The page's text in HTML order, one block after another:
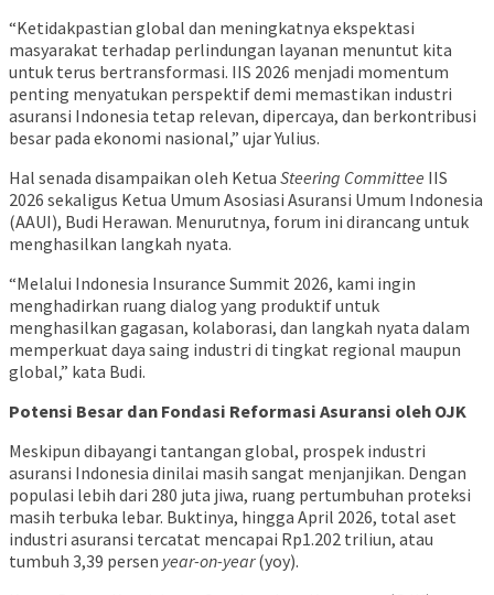
“Ketidakpastian global dan meningkatnya ekspektasi
masyarakat terhadap perlindungan layanan menuntut kita
untuk terus bertransformasi. IIS 2026 menjadi momentum
penting menyatukan perspektif demi memastikan industri
asuransi Indonesia tetap relevan, dipercaya, dan berkontribusi
besar pada ekonomi nasional,” ujar Yulius.
Hal senada disampaikan oleh Ketua Steering Committee IIS
2026 sekaligus Ketua Umum Asosiasi Asuransi Umum Indonesia
(AAUI), Budi Herawan. Menurutnya, forum ini dirancang untuk
menghasilkan langkah nyata.
“Melalui Indonesia Insurance Summit 2026, kami ingin
menghadirkan ruang dialog yang produktif untuk
menghasilkan gagasan, kolaborasi, dan langkah nyata dalam
memperkuat daya saing industri di tingkat regional maupun
global,” kata Budi.
Potensi Besar dan Fondasi Reformasi Asuransi oleh OJK
Meskipun dibayangi tantangan global, prospek industri
asuransi Indonesia dinilai masih sangat menjanjikan. Dengan
populasi lebih dari 280 juta jiwa, ruang pertumbuhan proteksi
masih terbuka lebar. Buktinya, hingga April 2026, total aset
industri asuransi tercatat mencapai Rp1.202 triliun, atau
tumbuh 3,39 persen year-on-year(yoy).